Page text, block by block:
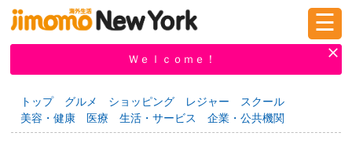
新規登録
掲示板 タウン情報 教えて！
☰
Ｗｅｌｃｏｍｅ！
トップ グルメ ショッピング レジャー
スクール
美容・健康
医療 生活・サービス 企業・公共機関